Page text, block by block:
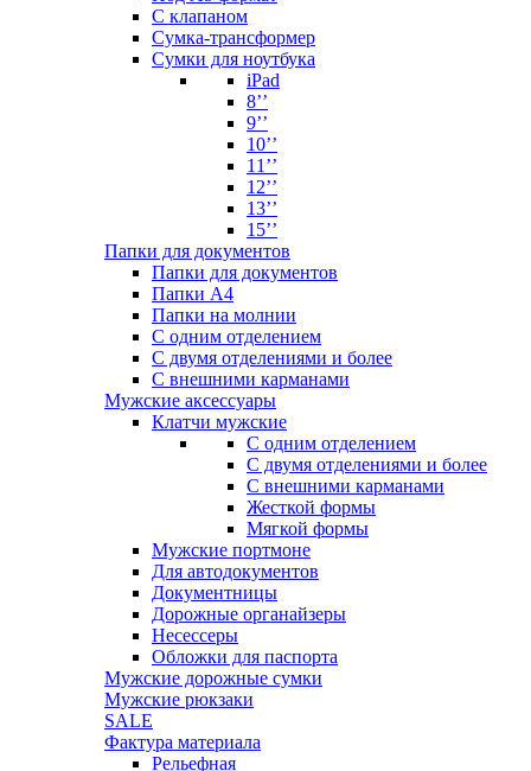
С клапаном
Сумка-трансформер
Сумки для ноутбука
iPad
8’’
9’’
10’’
11’’
12’’
13’’
15’’
Папки для документов
Папки для документов
Папки А4
Папки на молнии
С одним отделением
С двумя отделениями и более
С внешними карманами
Мужские аксессуары
Клатчи мужские
С одним отделением
С двумя отделениями и более
С внешними карманами
Жесткой формы
Мягкой формы
Мужские портмоне
Для автодокументов
Документницы
Дорожные органайзеры
Несессеры
Обложки для паспорта
Мужские дорожные сумки
Мужские рюкзаки
SALE
Фактура материала
Рельефная